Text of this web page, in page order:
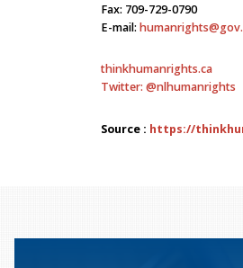
Fax: 709-729-0790
E-mail: humanrights
thinkhumanrights.ca
Twitter: @nlhumanrights
Source : https://